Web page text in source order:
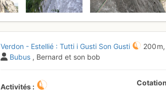
Verdon - Estellié : Tutti i Gusti Son Gusti 200
Bubus , Bernard et son bob
Activités